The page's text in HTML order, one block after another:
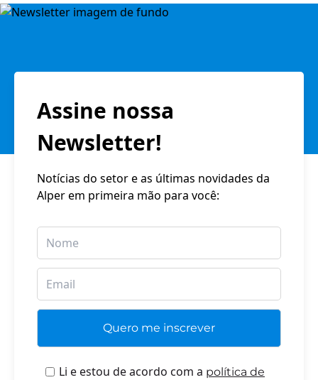
Assine nossa
Newsletter!
Notícias do setor e as últimas novidades da
Alper em primeira mão para você:
Li e estou de acordo com a política de